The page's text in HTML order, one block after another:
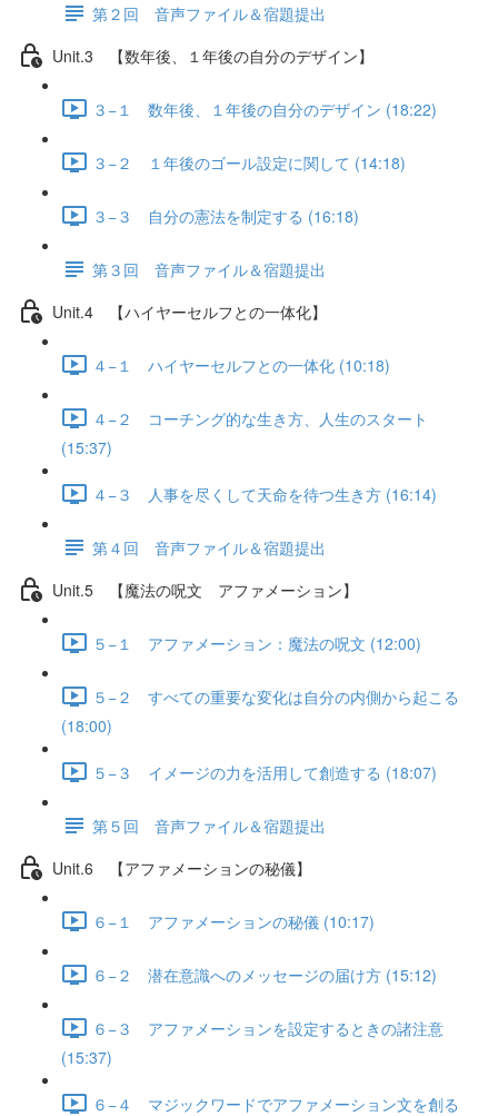
第２回 音声ファイル＆宿題提出
Unit.3 【数年後、１年後の自分のデザイン】
３−１ 数年後、１年後の自分のデザイン (18:22)
３−２ １年後のゴール設定に関して (14:18)
３−３ 自分の憲法を制定する (16:18)
第３回 音声ファイル＆宿題提出
Unit.4 【ハイヤーセルフとの一体化】
４−１ ハイヤーセルフとの一体化 (10:18)
４−２ コーチング的な生き方、人生のスタート
(15:37)
４−３ 人事を尽くして天命を待つ生き方 (16:14)
第４回 音声ファイル＆宿題提出
Unit.5 【魔法の呪文 アファメーション】
５−１ アファメーション：魔法の呪文 (12:00)
５−２ すべての重要な変化は自分の内側から起こる
(18:00)
５−３ イメージの力を活用して創造する (18:07)
第５回 音声ファイル＆宿題提出
Unit.6 【アファメーションの秘儀】
６−１ アファメーションの秘儀 (10:17)
６−２ 潜在意識へのメッセージの届け方 (15:12)
６−３ アファメーションを設定するときの諸注意
(15:37)
６−４ マジックワードでアファメーション文を創る